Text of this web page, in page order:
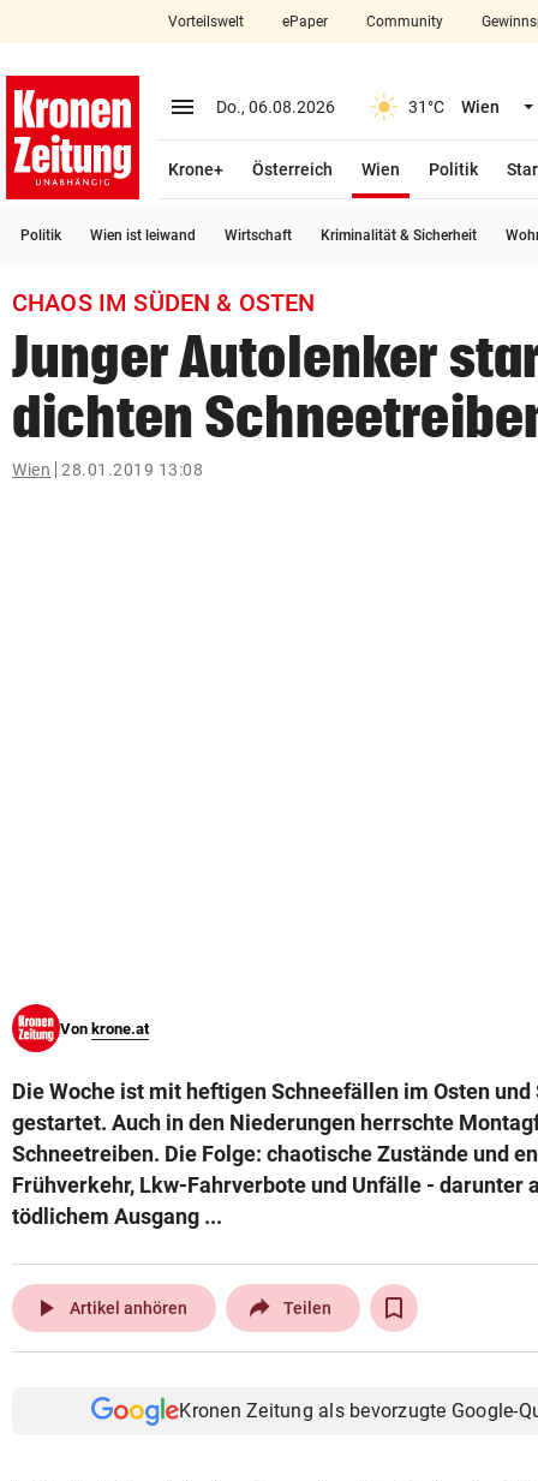
closeSchließen
account_circle Anmelden
arrow_right
search
Suchbegriff
eingeben
Vorteilswelt ePaper Community
menu Menü aufklappen
Do., 06.08.2026 31°C Wien
Krone+ Österreich Wien
Politik
Politik Wien ist leiwand Wirtschaft Kriminalität & Sicherheit
CHAOS IM SÜDEN & OSTEN
Junger Autolenker
dichten
Wien 28.01.2019 13:08
Von krone.at
Die Woche ist mit heftigen Schneefällen im Osten und
gestartet. Auch in den Niederungen herrschte
Schneetreiben. Die Folge: chaotische Zustände und
Frühverkehr, Lkw-Fahrverbote und Unfälle - darunter
tödlichem Ausgang ...
play_arrow Artikel anhören Teilen
Kronen Zeitung als bevorzugte Google-